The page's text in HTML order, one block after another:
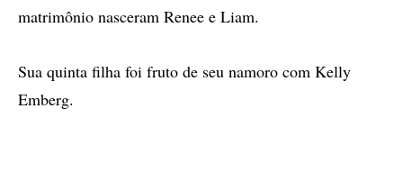
matrimônio nasceram Renee e Liam.
Sua quinta filha foi fruto de seu namoro com Kelly
Emberg.